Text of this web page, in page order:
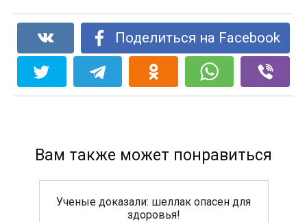
Поделиться на Facebook
Вам также может понравиться
Ученые доказали: шеллак опасен для
здоровья!